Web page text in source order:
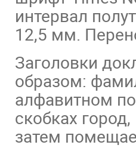
интервал
12,5 мм.
Заголовки
образом:
алфавитном
скобках
затем